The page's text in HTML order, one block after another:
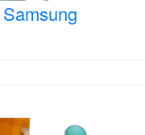
Samsung